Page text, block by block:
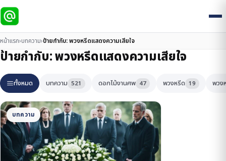
หน้าแรก›บทความ›ป้ายกำกับ:พวงหรีดแสดงความเสียใจ
ป้ายกำกับ:พวงหรีดแสดงความเสียใจ
ทั้งหมด บทความ 521 ดอกไม้งานศพ 47 พวงหรีด 19 พวง
บทความ